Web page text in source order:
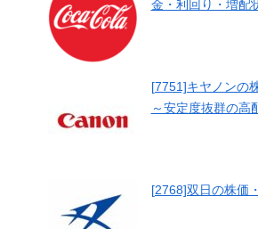
金・利回り・増配
[7751]キヤノンの
～安定度抜群の高
[2768]双日の株価